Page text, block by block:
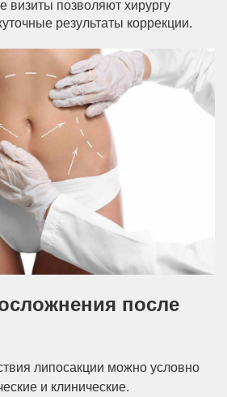
визиты позволяют хирургу
результаты коррекции.
после
липосакции можно условно
и клинические.